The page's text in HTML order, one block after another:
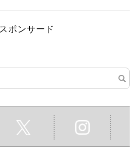
スポンサード